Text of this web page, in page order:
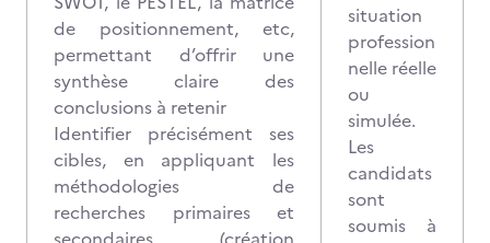
de positionnement, etc,
permettant d’offrir une
synthèse claire des
conclusions à retenir
Identifier précisément ses
cibles, en appliquant les
méthodologies de
recherches primaires et
situation
profession
nelle réelle
ou
simulée.
Les
candidats
sont
soumis à